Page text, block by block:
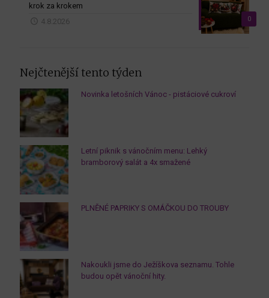
0
krok za krokem
4.8.2026
Nejčtenější tento týden
Novinka letošních Vánoc - pistáciové cukroví
Letní piknik s vánočním menu: Lehký
bramborový salát a 4x smažené
PLNĚNÉ PAPRIKY S OMÁČKOU DO TROUBY
Nakoukli jsme do Ježíškova seznamu. Tohle
budou opět vánoční hity.